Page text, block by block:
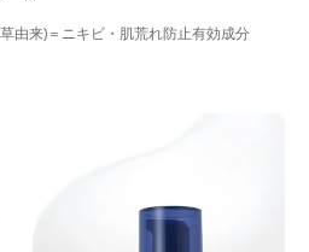
由来)＝ニキビ・肌荒れ防止有効成分